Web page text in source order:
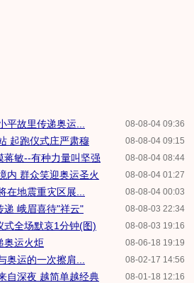
08-08-04 09:36
平故里传递奥运...
08-08-04 09:15
起跑仪式庄严肃穆
08-08-04 08:44
蒋敏--有种力量叫坚强
08-08-04 01:27
内 群众笑迎奥运圣火
08-08-04 00:03
在地震重灾区展...
08-08-03 22:34
递 峨眉喜待"祥云"
08-08-03 19:16
式全场默哀1分钟(图)
08-06-18 19:19
奥运火炬
08-02-17 14:56
奥运的一次擦肩...
08-01-18 12:16
自深夜 越简单越经典